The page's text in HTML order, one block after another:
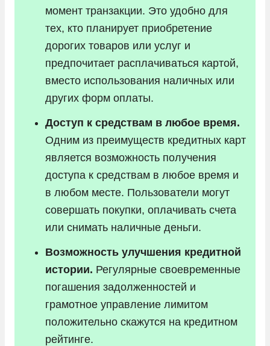
момент транзакции. Это удобно для
тех, кто планирует приобретение
дорогих товаров или услуг и
предпочитает расплачиваться картой,
вместо использования наличных или
других форм оплаты.
Доступ к средствам в любое время.
Одним из преимуществ кредитных карт
является возможность получения
доступа к средствам в любое время и
в любом месте. Пользователи могут
совершать покупки, оплачивать счета
или снимать наличные деньги.
Возможность улучшения кредитной
истории. Регулярные своевременные
погашения задолженностей и
грамотное управление лимитом
положительно скажутся на кредитном
рейтинге.